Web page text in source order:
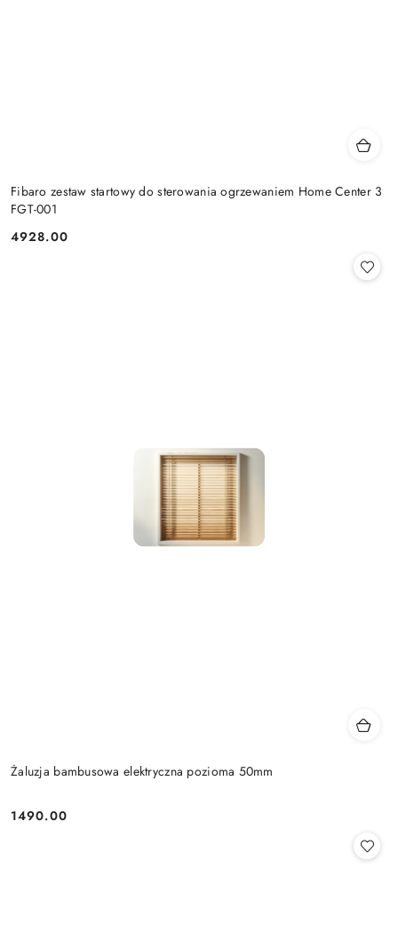
Fibaro zestaw startowy do sterowania ogrzewaniem Home Center 3
FGT-001
Cena:
4928.00
Żaluzja bambusowa elektryczna pozioma 50mm
Cena:
1490.00